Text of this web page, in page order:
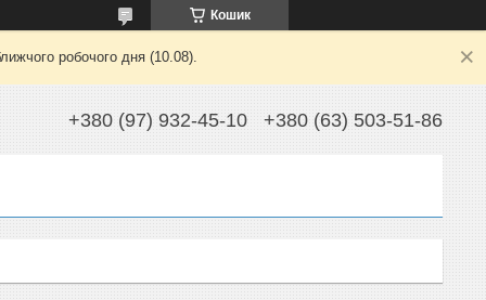
Кошик
робочого дня (10.08).
+380 (97) 932-45-10 +380 (63) 503-51-86